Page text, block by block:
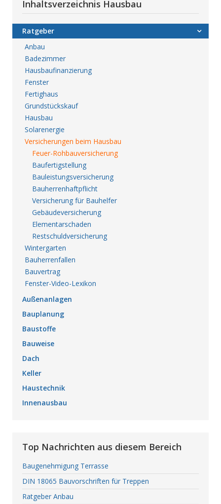
Inhaltsverzeichnis Hausbau
Ratgeber
Anbau
Badezimmer
Hausbaufinanzierung
Fenster
Fertighaus
Grundstückskauf
Hausbau
Solarenergie
Versicherungen beim Hausbau
Feuer-Rohbauversicherung
Baufertigstellung
Bauleistungsversicherung
Bauherrenhaftpflicht
Versicherung für Bauhelfer
Gebäudeversicherung
Elementarschaden
Restschuldversicherung
Wintergarten
Bauherrenfallen
Bauvertrag
Fenster-Video-Lexikon
Außenanlagen
Bauplanung
Baustoffe
Bauweise
Dach
Keller
Haustechnik
Innenausbau
Top Nachrichten aus diesem Bereich
Baugenehmigung Terrasse
DIN 18065 Bauvorschriften für Treppen
Ratgeber Anbau